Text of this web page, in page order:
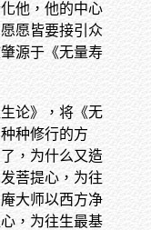
他，他的中心
愿皆要接引众
源于《无量寿
论》，将《无
种修行的方
，为什么又造
菩提心，为往
大师以西方净
，为往生最基